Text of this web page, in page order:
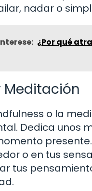
nadar o
¿Por qué
Meditación
o la
Dedica unos
o en tus
tus